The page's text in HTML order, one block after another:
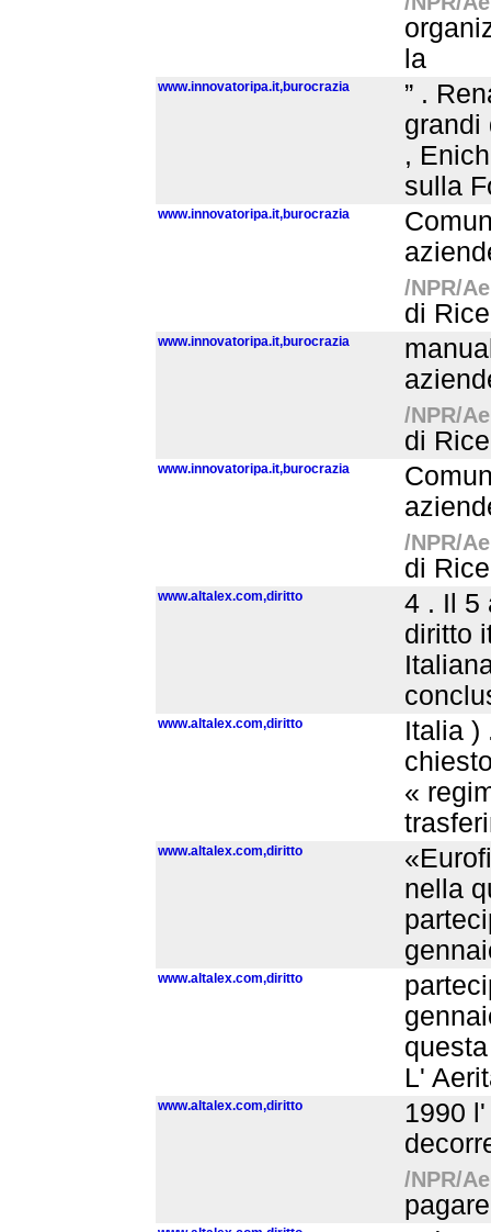
la
www.innovatoripa.it,burocrazia
” .
grandi
,
sulla
www.innovatoripa.it,burocrazia
/NPR/
di
www.innovatoripa.it,burocrazia
/NPR/
di
www.innovatoripa.it,burocrazia
/NPR/
di
www.altalex.com,diritto
4 . Il 5
diritto
www.altalex.com,diritto
Italia )
«
www.altalex.com,diritto
nella
www.altalex.com,diritto
L'
www.altalex.com,diritto
1990
/NPR/